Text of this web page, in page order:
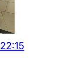
22:15